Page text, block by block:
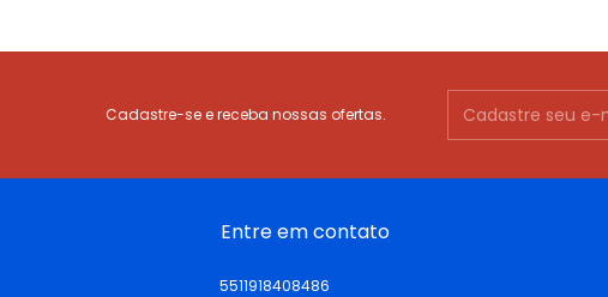
Cadastre-se e receba nossas ofertas.
Entre em contato
5511918408486